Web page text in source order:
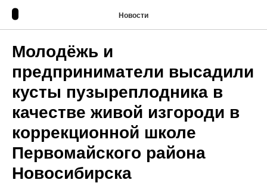
Новости
Молодёжь и
предприниматели высадили
кусты пузыреплодника в
качестве живой изгороди в
коррекционной школе
Первомайского района
Новосибирска